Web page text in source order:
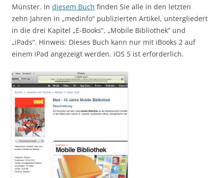
Münster. In diesem Buch finden Sie alle in den letzten
zehn Jahren in „medinfo“ publizierten Artikel, untergliedert
in die drei Kapitel „E-Books“, „Mobile Bibliothek“ und
„iPads“. Hinweis: Dieses Buch kann nur mit iBooks 2 auf
einem iPad angezeigt werden. iOS 5 ist erforderlich.